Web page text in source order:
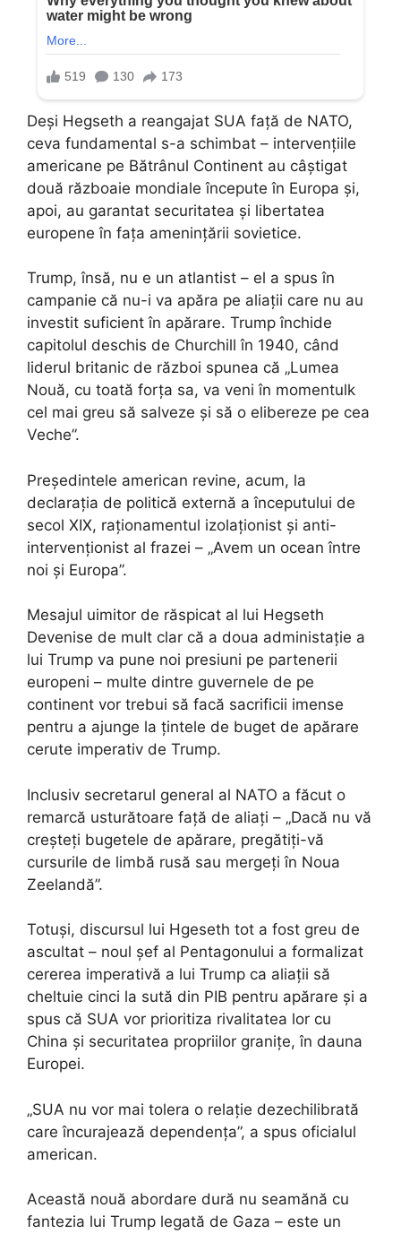
Deși Hegseth a reangajat SUA față de NATO,
ceva fundamental s-a schimbat – intervențiile
americane pe Bătrânul Continent au câștigat
două războaie mondiale începute în Europa și,
apoi, au garantat securitatea și libertatea
europene în fața amenințării sovietice.
Trump, însă, nu e un atlantist – el a spus în
campanie că nu-i va apăra pe aliații care nu au
investit suficient în apărare. Trump închide
capitolul deschis de Churchill în 1940, când
liderul britanic de război spunea că „Lumea
Nouă, cu toată forța sa, va veni în momentulk
cel mai greu să salveze și să o elibereze pe cea
Veche”.
Președintele american revine, acum, la
declarația de politică externă a începutului de
secol XIX, raționamentul izolaționist și anti-
intervenționist al frazei – „Avem un ocean între
noi și Europa”.
Mesajul uimitor de răspicat al lui Hegseth
Devenise de mult clar că a doua administație a
lui Trump va pune noi presiuni pe partenerii
europeni – multe dintre guvernele de pe
continent vor trebui să facă sacrificii imense
pentru a ajunge la țintele de buget de apărare
cerute imperativ de Trump.
Inclusiv secretarul general al NATO a făcut o
remarcă usturătoare față de aliați – „Dacă nu vă
creșteți bugetele de apărare, pregătiți-vă
cursurile de limbă rusă sau mergeți în Noua
Zeelandă”.
Totuși, discursul lui Hgeseth tot a fost greu de
ascultat – noul șef al Pentagonului a formalizat
cererea imperativă a lui Trump ca aliații să
cheltuie cinci la sută din PIB pentru apărare și a
spus că SUA vor prioritiza rivalitatea lor cu
China și securitatea propriilor granițe, în dauna
Europei.
„SUA nu vor mai tolera o relație dezechilibrată
care încurajează dependența”, a spus oficialul
american.
Această nouă abordare dură nu seamănă cu
fantezia lui Trump legată de Gaza – este un